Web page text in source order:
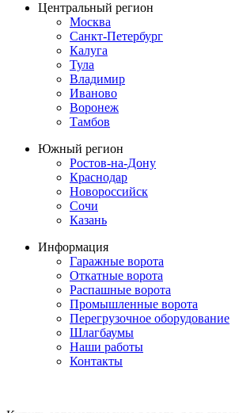
Центральный регион
Москва
Санкт-Петербург
Калуга
Тула
Владимир
Иваново
Воронеж
Тамбов
Южный регион
Ростов-на-Дону
Краснодар
Новороссийск
Сочи
Казань
Информация
Гаражные ворота
Откатные ворота
Распашные ворота
Промышленные ворота
Перегрузочное оборудование
Шлагбаумы
Наши работы
Контакты